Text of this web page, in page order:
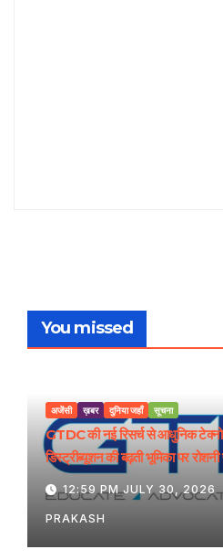
You missed
अजेंसी ख़बर दुनिया जहाँ सूचना
GTDC की नई रिसर्च से आधुनिक
डिस्ट्रीब्यूशन की बढ़ती भूमिका पर रोशनी
12:59 PM JULY 30, 2026
PRAKASH